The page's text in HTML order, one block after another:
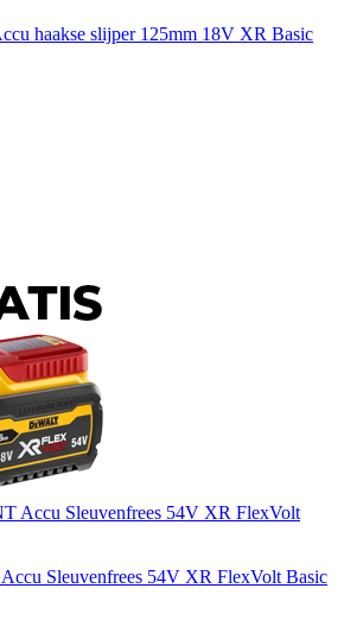
haakse slijper 125mm 18V XR Basic
Sleuvenfrees 54V XR FlexVolt Basic